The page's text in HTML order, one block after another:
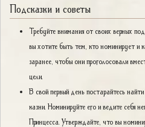
Подсказки и советы
Требуйте внимания от своих верных
вы хотите быть тем, кто номинирует и
заранее, чтобы они проголосовали
цели.
В свой первый день постарайтесь
казни. Номинируйте его и ведите себя
Принцесса. Утверждайте, что вы